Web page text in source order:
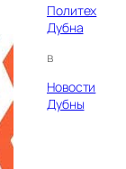
Политех
Дубна
в
Новости
Дубны